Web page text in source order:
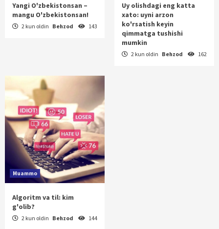
Yangi O'zbekistonsan –
mangu O'zbekistonsan!
2 kun oldin Behzod 143
Uy olishdagi eng katta
xato: uyni arzon
ko'rsatish keyin
qimmatga tushishi
mumkin
2 kun oldin Behzod 162
Muammo
Algoritm va til: kim
g'olib?
2 kun oldin Behzod 144